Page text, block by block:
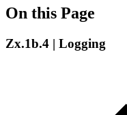
On this Page
Zx.1b.4 | Logging